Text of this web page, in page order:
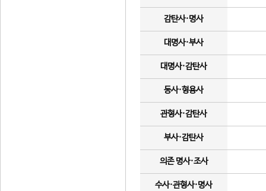
감탄사·명사
대명사·부사
대명사·감탄사
동사·형용사
관형사·감탄사
부사·감탄사
의존 명사·조사
수사·관형사·명사